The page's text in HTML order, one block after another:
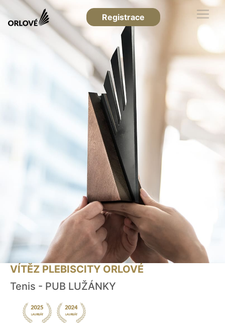
Registrace
VÍTĚZ PLEBISCITY ORLOVÉ
Tenis - PUB LUŽÁNKY